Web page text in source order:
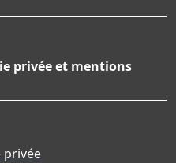
privée et mentions
privée